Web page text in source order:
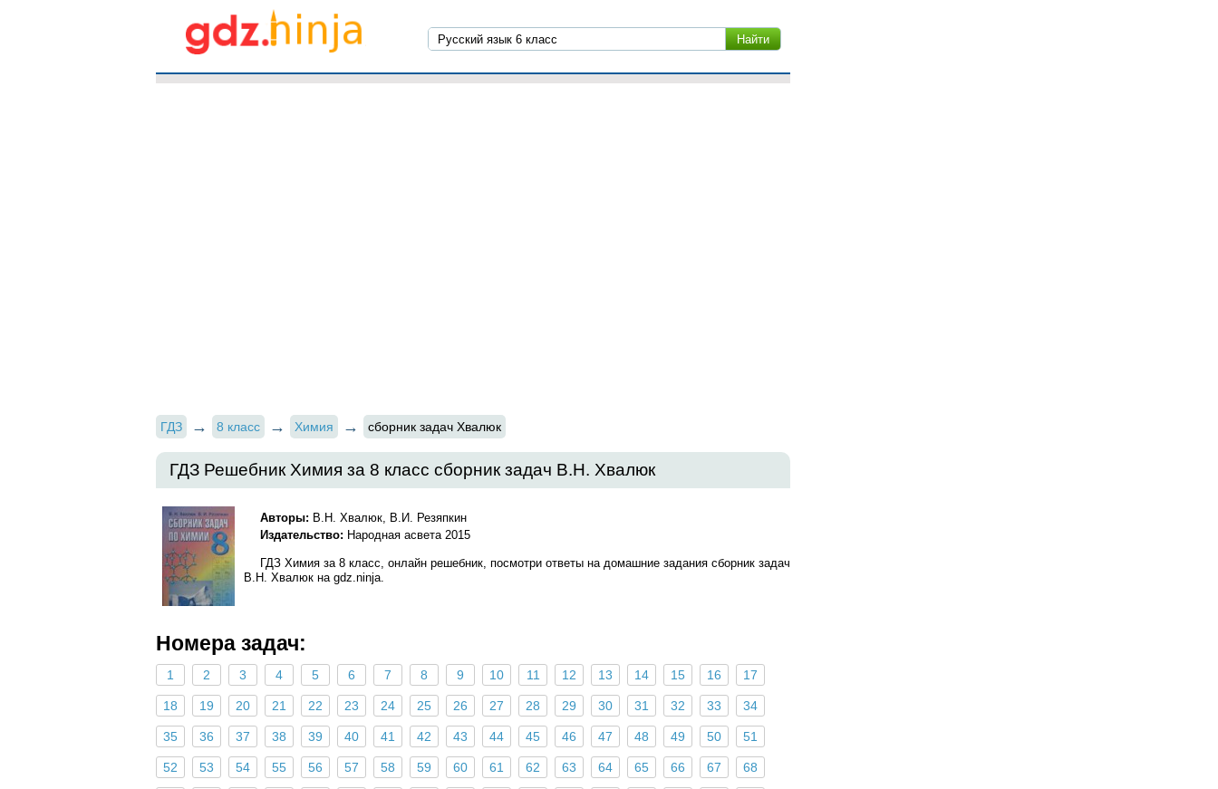
ГДЗ 8 класс Химия сборник задач Хвалюк
ГДЗ Решебник Химия за 8 класс сборник задач В.Н. Хвалюк
Авторы: В.Н. Хвалюк, В.И. Резяпкин
Издательство: Народная асвета 2015
ГДЗ Химия за 8 класс, онлайн решебник, посмотри ответы на домашние задания сборник задач
В.Н. Хвалюк на gdz.ninja.
Номера задач:
1 2 3 4 5 6 7 8 9 10 11 12 13 14 15 16 17
18 19 20 21 22 23 24 25 26 27 28 29 30 31 32 33 34
35 36 37 38 39 40 41 42 43 44 45 46 47 48 49 50 51
52 53 54 55 56 57 58 59 60 61 62 63 64 65 66 67 68